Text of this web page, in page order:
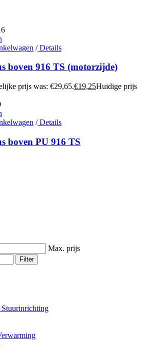
/Details
boven 916 TS (motorzijde)
prijs was: €29,65.€19,25Huidige prijs
/Details
boven PU 916 TS
Max. prijs
Filter